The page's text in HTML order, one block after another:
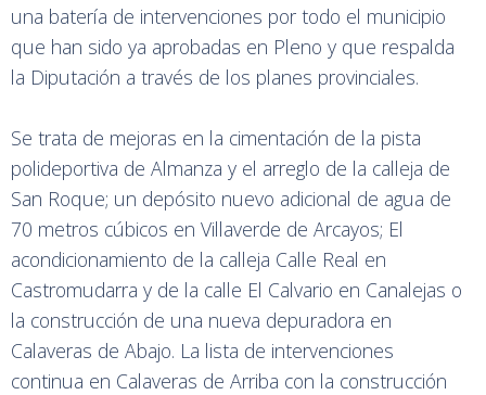
una batería de intervenciones por todo el municipio
que han sido ya aprobadas en Pleno y que respalda
la Diputación a través de los planes provinciales.
Se trata de mejoras en la cimentación de la pista
polideportiva de Almanza y el arreglo de la calleja de
San Roque; un depósito nuevo adicional de agua de
70 metros cúbicos en Villaverde de Arcayos; El
acondicionamiento de la calleja Calle Real en
Castromudarra y de la calle El Calvario en Canalejas o
la construcción de una nueva depuradora en
Calaveras de Abajo. La lista de intervenciones
continua en Calaveras de Arriba con la construcción